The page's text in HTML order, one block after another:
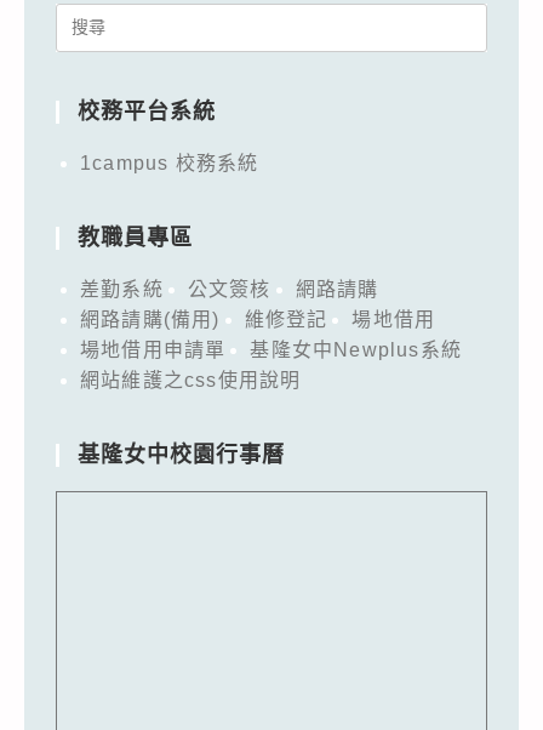
Search
校務平台系統
1campus 校務系統
教職員專區
差勤系統 公文簽核
網路請購
網路請購(備用)
維修登記
場地借用
場地借用申請單
基隆女中Newplus系統
網站維護之css使用說明
基隆女中校園行事曆